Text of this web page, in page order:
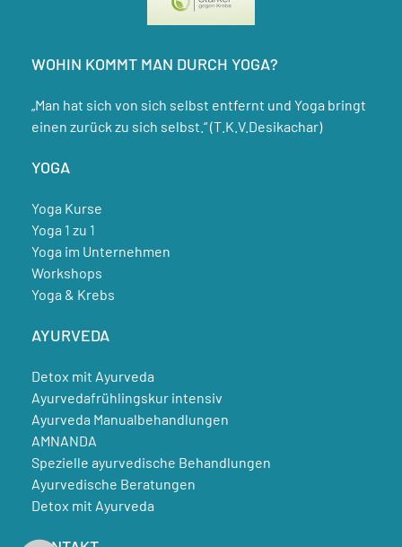
WOHIN KOMMT MAN DURCH YOGA?
„Man hat sich von sich selbst entfernt und Yoga bringt
einen zurück zu sich selbst.“ (T.K.V.Desikachar)
YOGA
Yoga Kurse
Yoga 1 zu 1
Yoga im Unternehmen
Workshops
Yoga & Krebs
AYURVEDA
Detox mit Ayurveda
Ayurvedafrühlingskur intensiv
Ayurveda Manualbehandlungen
AMNANDA
Spezielle ayurvedische Behandlungen
Ayurvedische Beratungen
Detox mit Ayurveda